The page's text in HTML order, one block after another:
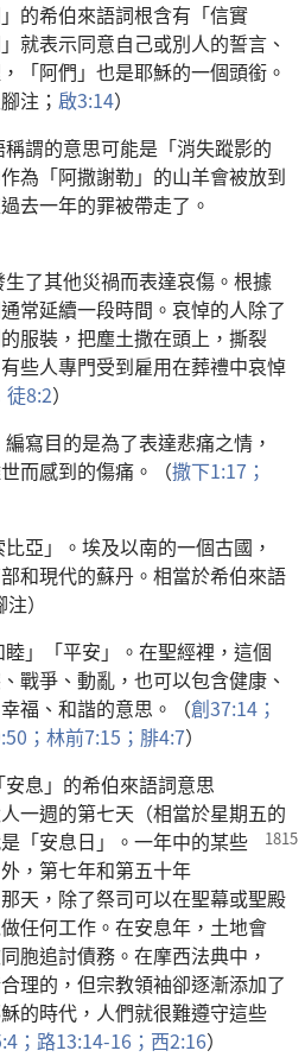
」 的希伯來語詞根含有 「信實
」 就表示同意自己或別人的誓言 、
，「阿們 」 也是耶穌的一個頭銜 。
腳注 ； 啟3:14）
稱謂的意思可能是 「消失蹤影的
作為 「阿撒謝勒 」 的山羊會被放到
過去一年的罪被帶走了 。
生了其他災禍而表達哀傷 。 根據
通常延續一段時間 。 哀悼的人除了
的服裝 ， 把塵土撒在頭上 ， 撕裂
有些人專門受到雇用在葬禮中哀悼
徒8:2）
編寫目的是為了表達悲痛之情 ，
而感到的傷痛 。（撒下1:17；
亞 」。 埃及以南的一個古國 ，
部和現代的蘇丹 。 相當於希伯來語
注）
睦」「平安 」。 在聖經裡 ， 這個
、 戰爭 、 動亂 ， 也可以包含健康 、
幸福 、 和諧的意思 。（創37:14；
； 林前7:15； 腓4:7）
「安息 」 的希伯來語詞意思
一週的第七天 （相當於星期五的
「安息日 」。 一年中的某些
， 第七年和第五十年
那天 ， 除了祭司可以在聖幕或聖殿
做任何工作 。 在安息年 ， 土地會
同胞追討債務 。 在摩西法典中 ，
理的 ， 但宗教領袖卻逐漸添加了
的時代 ， 人們就很難遵守這些
； 路13:14-16； 西2:16）